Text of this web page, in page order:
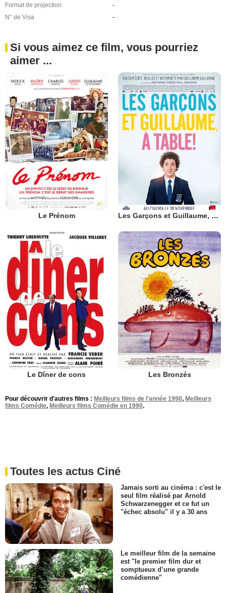
Format de projection
-
N° de Visa
-
Si vous aimez ce film, vous pourriez
aimer ...
Le Prénom Les Garçons et Guillaume, à table !
Le Dîner de cons Les Bronzés
Pour découvrir d'autres films : Meilleurs films de l'année 1990, Meilleurs
films Comédie, Meilleurs films Comédie en 1990.
Toutes les actus Ciné
Jamais sorti au cinéma : c'est le
seul film réalisé par Arnold
Schwarzenegger et ce fut un
"échec absolu" il y a 30 ans
Le meilleur film de la semaine
est "le premier film dur et
somptueux d’une grande
comédienne"